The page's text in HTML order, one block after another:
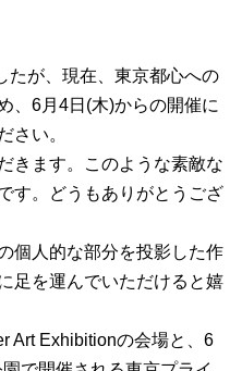
たが、現在、東京都心への
、6月4日(木)からの開催に
さい。
きます。このような素敵な
す。どうもありがとうござ
個人的な部分を投影した作
足を運んでいただけると嬉
Art Exhibitionの会場と、6